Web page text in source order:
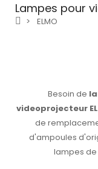
Lampes pour
ELMO
Besoin de
videoprojecteur
de
d'ampoules
lampes de